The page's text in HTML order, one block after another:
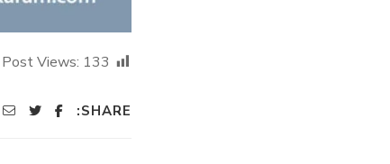
Post Views: 133
SHARE: